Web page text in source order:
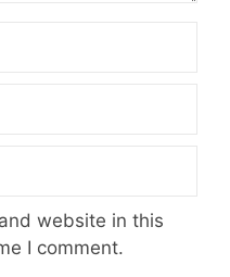
website in this
I comment.